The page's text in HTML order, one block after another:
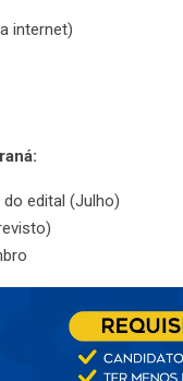
internet)
edital (Julho)